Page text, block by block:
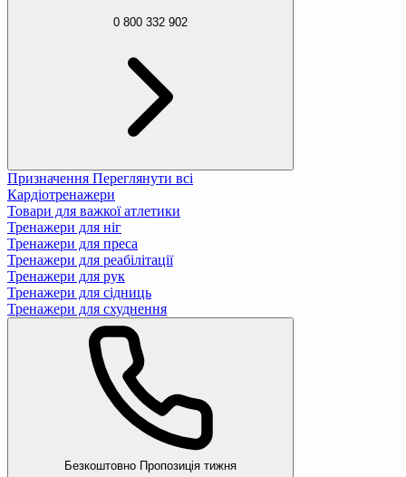
0 800 332 902
Призначення Переглянути всі
Кардіотренажери
Товари для важкої атлетики
Тренажери для ніг
Тренажери для преса
Тренажери для реабілітації
Тренажери для рук
Тренажери для сідниць
Тренажери для схуднення
Безкоштовно Пропозиція тижня